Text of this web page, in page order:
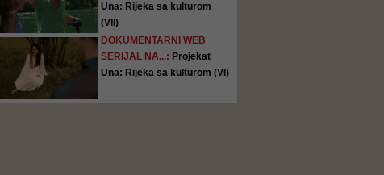
Una: Rijeka sa kulturom
(VII)
DOKUMENTARNI WEB
SERIJAL NA...: Projekat
Una: Rijeka sa kulturom (VI)